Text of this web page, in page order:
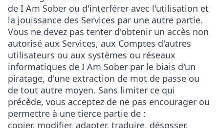
de I Am Sober ou d'interférer avec l'utilisation et
la jouissance des Services par une autre partie.
Vous ne devez pas tenter d'obtenir un accès non
autorisé aux Services, aux Comptes d'autres
utilisateurs ou aux systèmes ou réseaux
informatiques de I Am Sober par le biais d'un
piratage, d'une extraction de mot de passe ou
de tout autre moyen. Sans limiter ce qui
précède, vous acceptez de ne pas encourager ou
permettre à une tierce partie de :
copier, modifier, adapter, traduire, désosser,